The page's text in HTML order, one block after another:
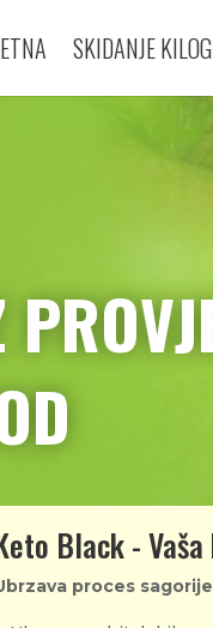
SKIDANJE
Black -
proces